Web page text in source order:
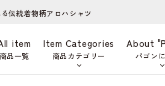
伝統着物柄アロハシャツ
item
商品一覧
Item Categories
商品カテゴリー
About
パゴン